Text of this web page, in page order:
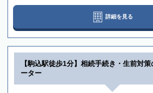
詳細を見る
【駒込駅徒歩1分】相続手続き・生前対
ーター